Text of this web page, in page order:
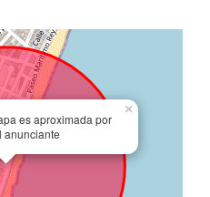
es aproximada por
anunciante
×